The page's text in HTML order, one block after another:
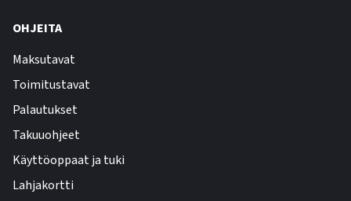
OHJEITA
Maksutavat
Toimitustavat
Palautukset
Takuuohjeet
Käyttöoppaat ja tuki
Lahjakortti